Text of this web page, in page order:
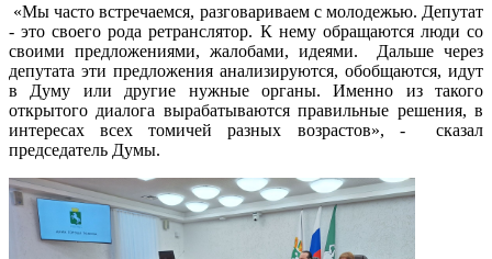
«Мы часто встречаемся, разговариваем с молодежью. Депутат
- это своего рода ретранслятор. К нему обращаются люди со
своими предложениями, жалобами, идеями. Дальше через
депутата эти предложения анализируются, обобщаются, идут
в Думу или другие нужные органы. Именно из такого
открытого диалога вырабатываются правильные решения, в
интересах всех томичей разных возрастов», - сказал
председатель Думы.